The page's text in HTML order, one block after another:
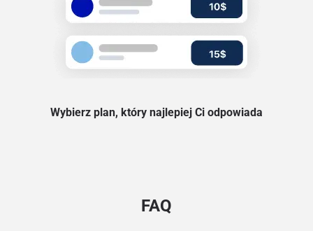
Wybierz plan, który najlepiej Ci odpowiada
FAQ